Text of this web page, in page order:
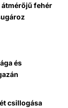
átmérőjű fehér
és
csillogása